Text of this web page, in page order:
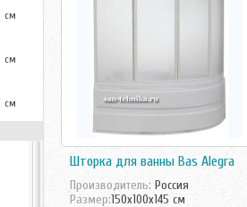
см
см
см
Шторка для ванны Bas Alegra
Производитель: Россия
Размер:150x100x145 см